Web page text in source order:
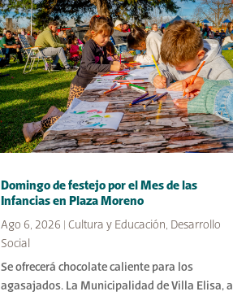
Domingo de festejo por el Mes de las
Infancias en Plaza Moreno
Ago 6, 2026 Cultura y Educación, Desarrollo
Social
Se ofrecerá chocolate caliente para los
agasajados. La Municipalidad de Villa Elisa, a